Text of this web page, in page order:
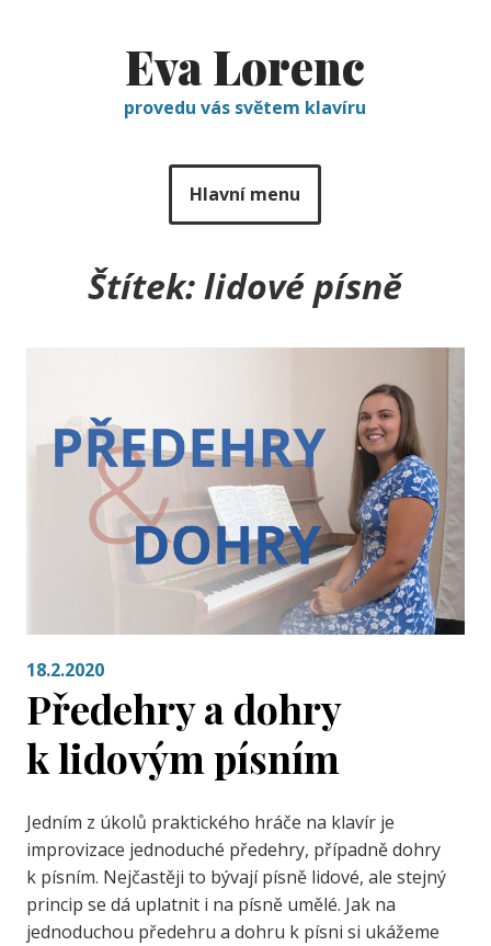
Eva Lorenc
provedu vás světem klavíru
Hlavní menu
Štítek:lidové písně
18.2.2020
Předehry a dohry
k lidovým písním
Jedním z úkolů praktického hráče na klavír je
improvizace jednoduché předehry, případně dohry
k písním. Nejčastěji to bývají písně lidové, ale stejný
princip se dá uplatnit i na písně umělé. Jak na
jednoduchou předehru a dohru k písni si ukážeme